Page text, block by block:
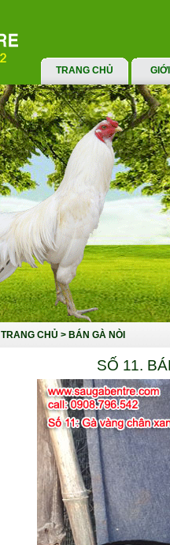
TRANG CHỦ
TRANG CHỦ > BÁN GÀ NÒI
SỐ 11.